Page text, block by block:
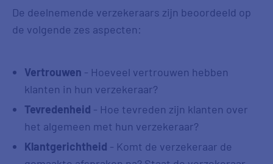
De deelnemende verzekeraars zijn beoordeeld op
de volgende zes aspecten:
Vertrouwen - Hoeveel vertrouwen hebben
klanten in hun verzekeraar?
Tevredenheid - Hoe tevreden zijn klanten over
het algemeen met hun verzekeraar?
Klantgerichtheid - Komt de verzekeraar de